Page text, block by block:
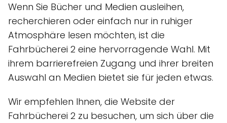
Wenn Sie Bücher und Medien ausleihen,
recherchieren oder einfach nur in ruhiger
Atmosphäre lesen möchten, ist die
Fahrbücherei 2 eine hervorragende Wahl. Mit
ihrem barrierefreien Zugang und ihrer breiten
Auswahl an Medien bietet sie für jeden etwas.
Wir empfehlen Ihnen, die Website der
Fahrbücherei 2 zu besuchen, um sich über die